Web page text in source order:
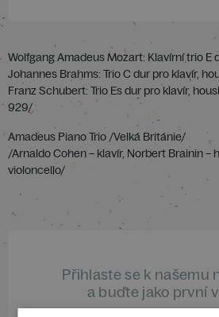
Wolfgang Amadeus Mozart: Klavírní trio E
Johannes Brahms: Trio C dur pro klavír,
Franz Schubert: Trio Es dur pro klavír,
929/
Amadeus Piano Trio /Velká Británie/
/Arnaldo Cohen – klavír, Norbert Brainin –
violoncello/
Přihlaste se k našemu
a buďte jako první